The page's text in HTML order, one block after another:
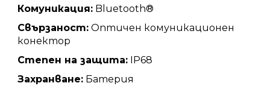
Комуникация: Bluetooth®
Свързаност: Оптичен комуникационен
конектор
Степен на защита: IP68
Захранване: Батерия